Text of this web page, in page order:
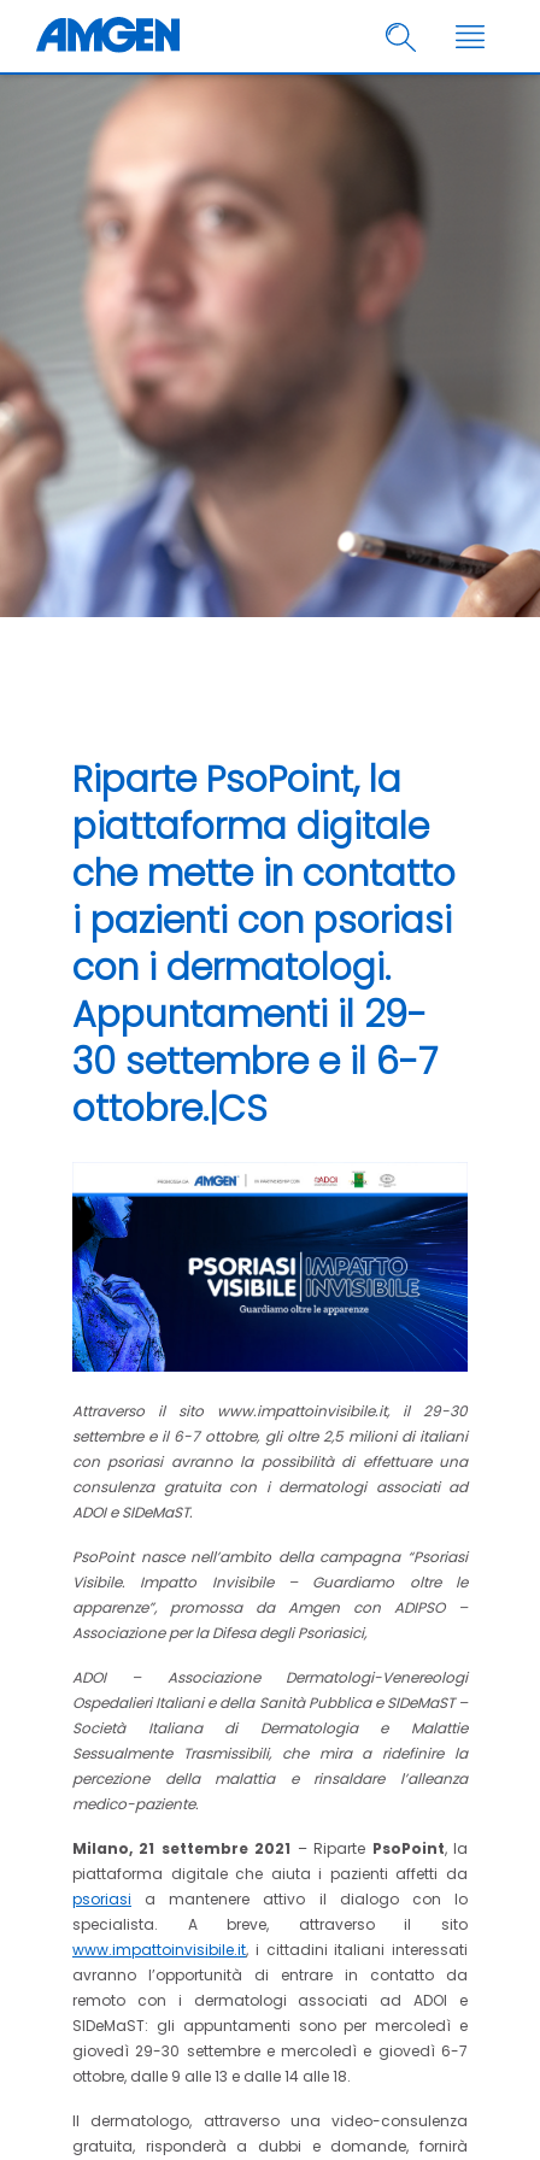
Riparte PsoPoint, la
piattaforma digitale
che mette in contatto
i pazienti con psoriasi
con i dermatologi.
Appuntamenti il 29-
30 settembre e il 6-7
ottobre.|CS
Attraverso il sito www.impattoinvisibile.it, il 29-30
settembre e il 6-7 ottobre, gli oltre 2,5 milioni di italiani
con psoriasi avranno la possibilità di effettuare una
consulenza gratuita con i dermatologi associati ad
ADOI e SIDeMaST.
PsoPoint nasce nell’ambito della campagna “Psoriasi
Visibile. Impatto Invisibile – Guardiamo oltre le
apparenze”, promossa da Amgen con ADIPSO –
Associazione per la Difesa degli Psoriasici,
ADOI – Associazione Dermatologi-Venereologi
Ospedalieri Italiani e della Sanità Pubblicae SIDeMaST –
Società Italiana di Dermatologia e Malattie
Sessualmente Trasmissibili, che mira a ridefinire la
percezione della malattia e rinsaldare l’alleanza
medico-paziente.
Milano, 21 settembre 2021 – Riparte PsoPoint, la
piattaforma digitale che aiuta i pazienti affetti da
psoriasi a mantenere attivo il dialogo con lo
specialista. A breve, attraverso il sito
www.impattoinvisibile.it, i cittadini italiani interessati
avranno l’opportunità di entrare in contatto da
remoto con i dermatologi associati ad ADOI e
SIDeMaST: gli appuntamenti sono per mercoledì e
giovedì 29-30 settembre e mercoledì e giovedì 6-7
ottobre, dalle 9 alle 13 e dalle 14 alle 18.
Il dermatologo, attraverso una video-consulenza
gratuita, risponderà a dubbi e domande, fornirà